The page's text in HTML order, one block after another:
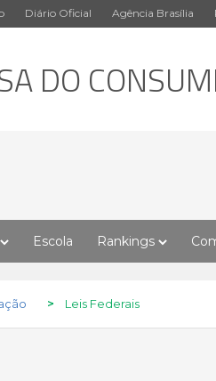
Diário Oficial Agência Brasília
DO
Escola Rankings
> Leis Federais